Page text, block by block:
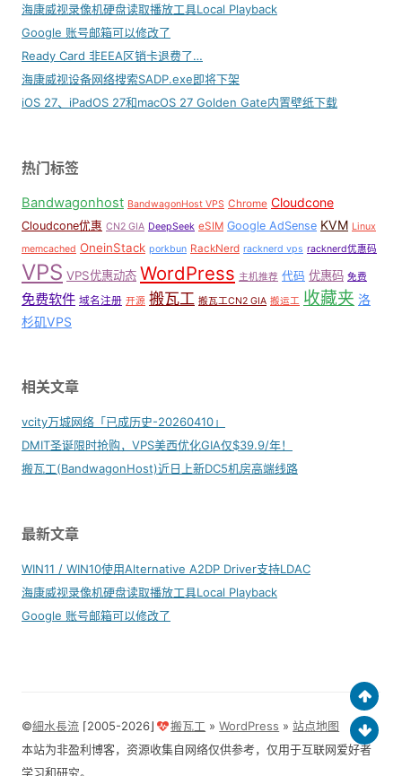
海康威视录像机硬盘读取播放工具Local Playback
Google 账号邮箱可以修改了
Ready Card 非EEA区销卡退费了…
海康威视设备网络搜索SADP.exe即将下架
iOS 27、iPadOS 27和macOS 27 Golden Gate内置壁纸下载
热门标签
Bandwagonhost BandwagonHost VPS Chrome Cloudcone
Cloudcone优惠 CN2 GIA DeepSeek eSIM Google AdSense KVM Linux
memcached OneinStack porkbun RackNerd racknerd vps racknerd优惠码
VPS VPS优惠动态 WordPress 主机推荐 代码 优惠码 免费
免费软件 域名注册 开源 搬瓦工 搬瓦工CN2 GIA 搬运工 收藏夹 洛
杉矶VPS
相关文章
vcity万城网络「已成历史-20260410」
DMIT圣诞限时抢购，VPS美西优化GIA仅$39.9/年！
搬瓦工(BandwagonHost)近日上新DC5机房高端线路
最新文章
WIN11 / WIN10使用Alternative A2DP Driver支持LDAC
海康威视录像机硬盘读取播放工具Local Playback
Google 账号邮箱可以修改了
©細水長流 ⌈2005-2026⌋ 搬瓦工 »WordPress »站点地图
本站为非盈利博客，资源收集自网络仅供参考，仅用于互联网爱好者
学习和研究。